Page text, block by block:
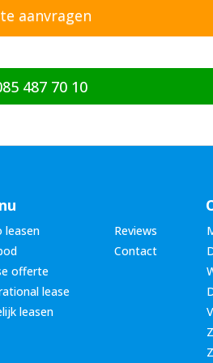
487 70 10
leasen
Reviews
Contact
offerte
lease
leasen